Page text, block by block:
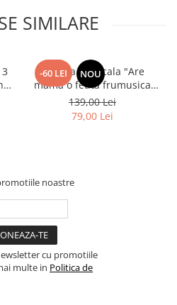
SIMILARE
-60 LEI NOU
Papusa Muzicala "Are
mama o fetita frumusica
foc"
139,00 Lei
79,00 Lei
noastre
cu promotiile
multe in Politica de